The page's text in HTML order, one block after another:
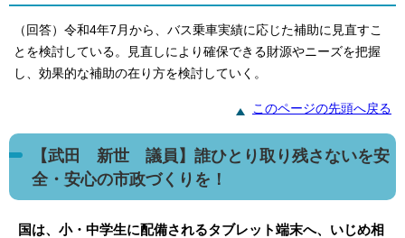
（回答）令和4年7月から、バス乗車実績に応じた補助に見直すこ
とを検討している。見直しにより確保できる財源やニーズを把握
し、効果的な補助の在り方を検討していく。
このページの先頭へ戻る
【武田 新世 議員】誰ひとり取り残さないを安
全・安心の市政づくりを！
国は、小・中学生に配備されるタブレット端末へ、いじめ相